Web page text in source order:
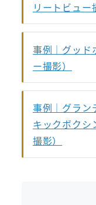
リートビュー
事例｜グッド
ー撮影）
事例｜グラン
キックボクシ
撮影）